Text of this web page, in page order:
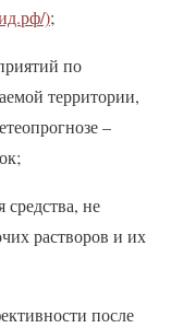
);
по
территории,
–
средства, не
растворов и их
после